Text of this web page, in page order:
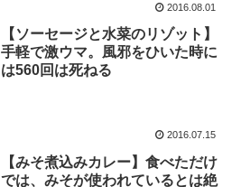
2016.08.01
【ソーセージと水菜のリゾット】
手軽で激ウマ。風邪をひいた時に
は560回は死ねる
2016.07.15
【みそ煮込みカレー】食べただけ
では、みそが使われているとは絶